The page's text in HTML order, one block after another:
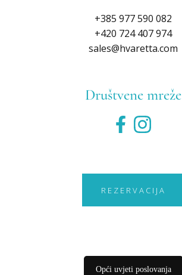
+385 977 590 082
+420 724 407 974
sales@hvaretta.com
Društvene mreže
REZERVACIJA
Opći uvjeti poslovanja